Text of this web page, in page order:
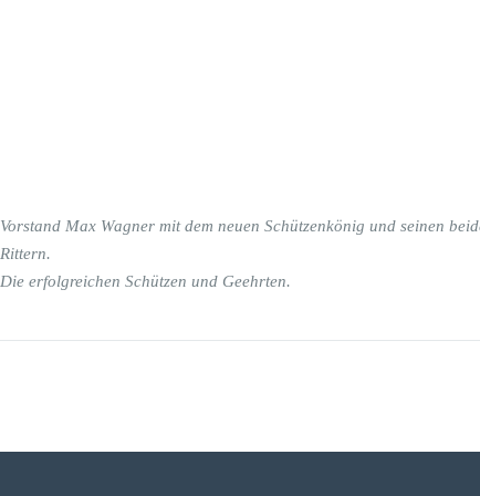
Vorstand Max Wagner mit dem neuen Schützenkönig und seinen
Rittern.
Die erfolgreichen Schützen und Geehrten.